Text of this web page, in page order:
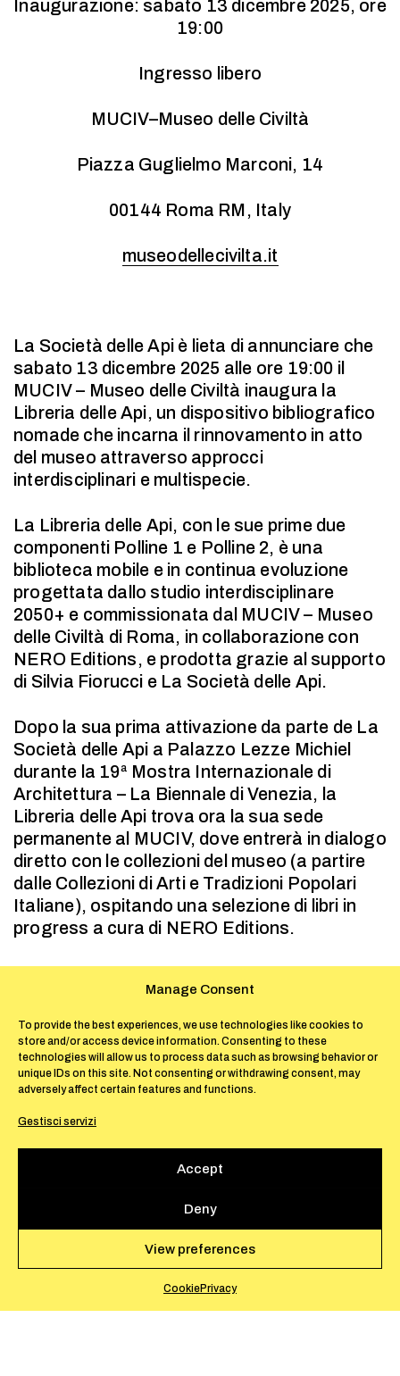
Manage Consent
To provide the best experiences, we use technologies like cookies to
store and/or access device information. Consenting to these
technologies will allow us to process data such as browsing behavior or
unique IDs on this site. Not consenting or withdrawing consent, may
adversely affect certain features and functions.
Gestisci servizi
Accept
Deny
View preferences
CookiePrivacy
Inaugurazione: sabato 13 dicembre 2025, ore
19:00
Ingresso libero
MUCIV–Museo delle Civiltà
Piazza Guglielmo Marconi, 14
00144 Roma RM, Italy
museodellecivilta.it
La Società delle Api è lieta di annunciare che
sabato 13 dicembre 2025 alle ore 19:00 il
MUCIV – Museo delle Civiltà inaugura la
Libreria delle Api, un dispositivo bibliografico
nomade che incarna il rinnovamento in atto
del museo attraverso approcci
interdisciplinari e multispecie.
La Libreria delle Api, con le sue prime due
componenti Polline 1 e Polline 2, è una
biblioteca mobile e in continua evoluzione
progettata dallo studio interdisciplinare
2050+ e commissionata dal MUCIV – Museo
delle Civiltà di Roma, in collaborazione con
NERO Editions, e prodotta grazie al supporto
di Silvia Fiorucci e La Società delle Api.
Dopo la sua prima attivazione da parte de La
Società delle Api a Palazzo Lezze Michiel
durante la 19ª Mostra Internazionale di
Architettura – La Biennale di Venezia, la
Libreria delle Api trova ora la sua sede
permanente al MUCIV, dove entrerà in dialogo
diretto con le collezioni del museo (a partire
dalle Collezioni di Arti e Tradizioni Popolari
Italiane), ospitando una selezione di libri in
progress a cura di NERO Editions.
lasocietadelleapi.mc
EN IT